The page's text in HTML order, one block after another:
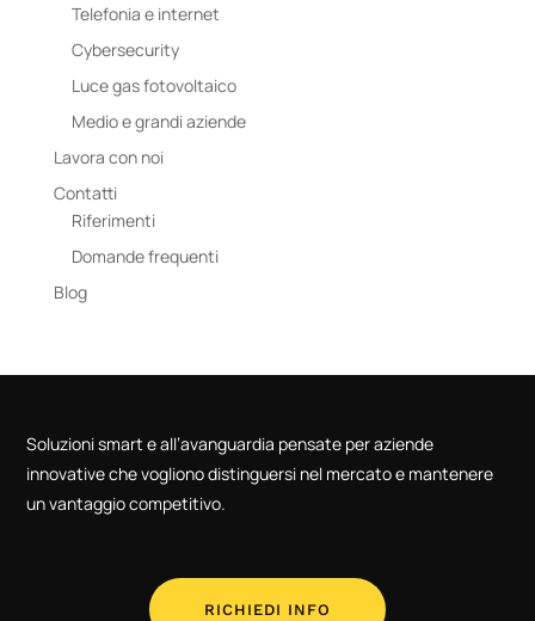
Telefonia e internet
Cybersecurity
Luce gas fotovoltaico
Medio e grandi aziende
Lavora con noi
Contatti
Riferimenti
Domande frequenti
Blog
Soluzioni smart e all’avanguardia pensate per aziende
innovative che vogliono distinguersi nel mercato e mantenere
un vantaggio competitivo.
RICHIEDI INFO